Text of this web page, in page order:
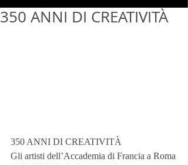
350 ANNI DI CREATIVITÀ
350 ANNI DI CREATIVITÀ
Gli artisti dell’Accademia di Francia a Roma